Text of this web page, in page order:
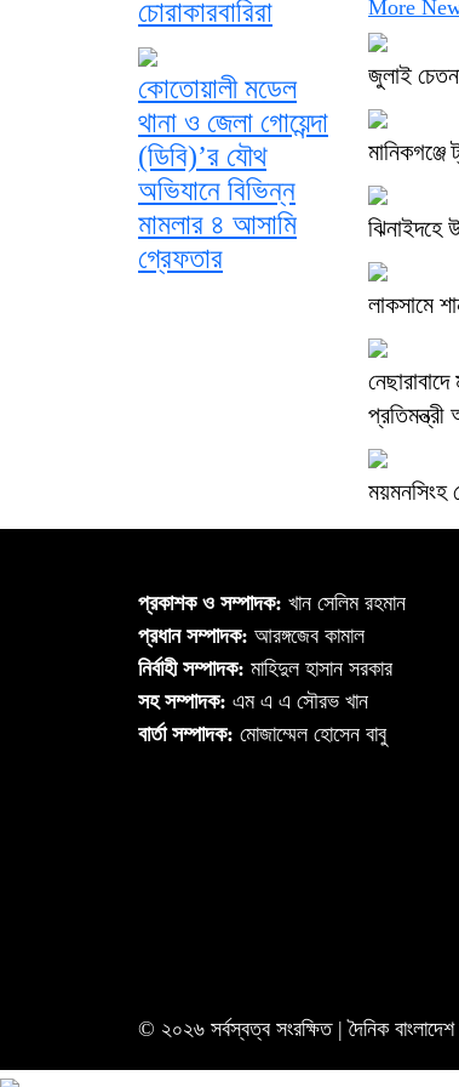
More
জুলাই
মানিকগঞ্জে
ঝিনাইদহে
লাকসামে
ময়মনসিংহ
চোরাকারবারিরা
কোতোয়ালী মডেল
থানা ও জেলা গোয়েন্দা
(ডিবি)’র যৌথ
অভিযানে বিভিন্ন
মামলার ৪ আসামি
গ্রেফতার
প্রকাশক ও সম্পাদক: খান সেলিম রহমান
প্রধান সম্পাদক: আরঙ্গজেব কামাল
নির্বাহী সম্পাদক: মাহিদুল হাসান সরকার
সহ সম্পাদক: এম এ এ সৌরভ খান
বার্তা সম্পাদক: মোজাম্মেল হোসেন বাবু
© ২০২৬ সর্বস্বত্ব সংরক্ষিত | দৈনিক বাংলাদেশ